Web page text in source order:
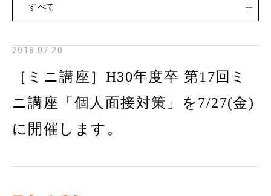
2018.07.20
［ミニ講座］H30年度卒 第17回ミ
ニ講座「個人面接対策」を7/27(金)
に開催します。
すべて